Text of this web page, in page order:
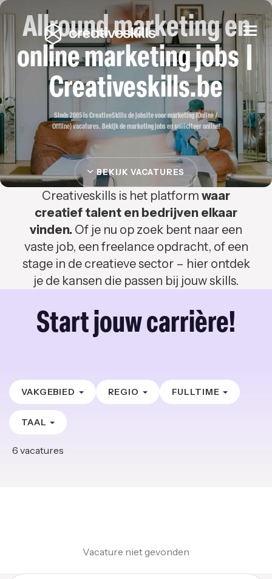
Allround marketing en
online marketing jobs |
Creativeskills.be
Sinds 2005 is CreativeSkills de jobsite voor marketing (Online /
Offline) vacatures. Bekijk de marketing jobs en solliciteer online!
BEKIJK VACATURES
Creativeskills is het platform waar
creatief talent en bedrijven elkaar
vinden. Of je nu op zoek bent naar een
vaste job, een freelance opdracht, of een
stage in de creatieve sector – hier ontdek
je de kansen die passen bij jouw skills.
Start jouw carrière!
VAKGEBIED REGIO FULLTIME
TAAL
6 vacatures
Vacature niet gevonden